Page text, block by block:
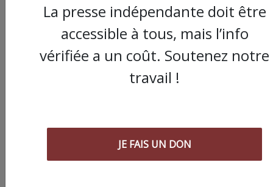
Commander le dernier numéro papier du
Poing !
Voir tous les numéros papier
La presse indépendante doit être
accessible à tous, mais l’info
vérifiée a un coût. Soutenez notre
travail !
JE FAIS UN DON